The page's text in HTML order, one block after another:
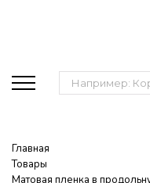
Поиск:
Главная
Товары
Матовая пленка в